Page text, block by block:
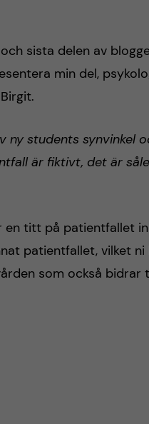
sista delen av
min del,
students synvinkel
är fiktivt, det är
titt på patientfallet
patientfallet, vilket
som också bidrar